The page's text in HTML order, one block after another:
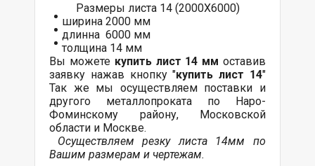
Размеры листа 14 (2000Х6000)
ширина 2000 мм
длинна 6000 мм
толщина 14 мм
Вы можете купить лист 14 ммоставив
заявку нажав кнопку "купить лист 14"
Так же мы осуществляем поставки и
другого металлопроката по Наро-
Фоминскому району, Московской
области и Москве.
Осуществляем резку листа 14мм по
Вашим размерам и чертежам.